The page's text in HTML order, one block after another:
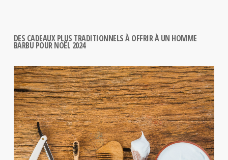
DES CADEAUX PLUS TRADITIONNELS À OFFRIR À UN HOMME
BARBU POUR NOËL 2024